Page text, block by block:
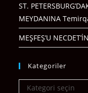
ST.
MEYDANINA
MEŞFEŞ’U
Kategoriler
Kategori seçin